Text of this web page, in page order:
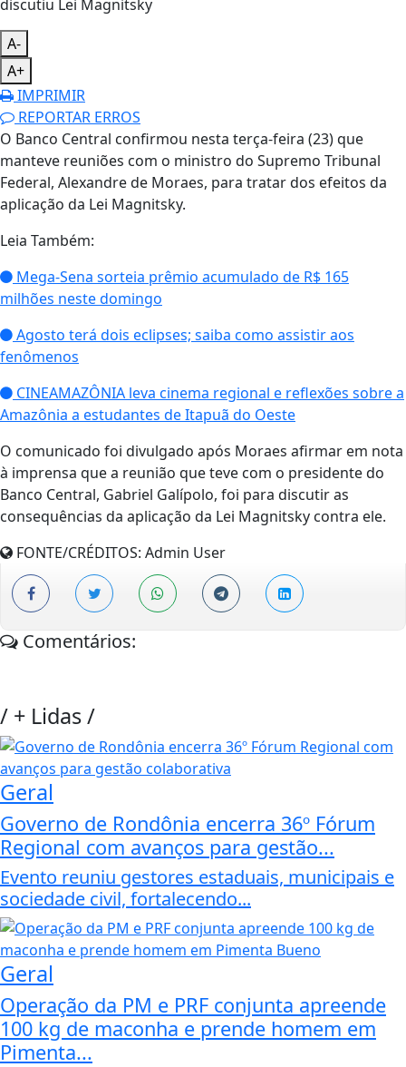
A-
A+
IMPRIMIR
REPORTAR ERROS
O Banco Central confirmou nesta terça-feira (23) que
manteve reuniões com o ministro do Supremo Tribunal
Federal, Alexandre de Moraes, para tratar dos efeitos da
aplicação da Lei Magnitsky.​
Leia Também:
Mega-Sena sorteia prêmio acumulado de R$ 165
milhões neste domingo
Agosto terá dois eclipses; saiba como assistir aos
fenômenos
CINEAMAZÔNIA leva cinema regional e reflexões sobre a
Amazônia a estudantes de Itapuã do Oeste
O comunicado foi divulgado após Moraes afirmar em nota
à imprensa que a reunião que teve com o presidente do
Banco Central, Gabriel Galípolo, foi para discutir as
consequências da aplicação da Lei Magnitsky contra ele.
FONTE/CRÉDITOS: Admin User
Comentários:
/ + Lidas/
Geral
Governo de Rondônia encerra 36º Fórum
Regional com avanços para gestão...
Evento reuniu gestores estaduais, municipais e
sociedade civil, fortalecendo...
Geral
Operação da PM e PRF conjunta apreende
100 kg de maconha e prende homem em
Pimenta...